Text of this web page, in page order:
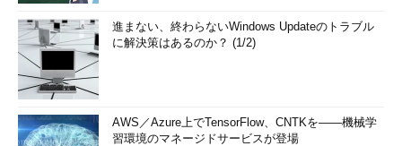
進まない、終わらないWindows Updateのトラブル
に解決策はあるのか？ (1/2)
AWS／Azure上でTensorFlow、CNTKを――機械学
習環境のマネージドサービスが登場